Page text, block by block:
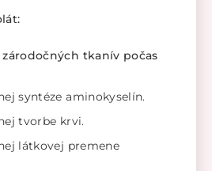
tkanív počas
syntéze aminokyselín.
tvorbe krvi.
látkovej premene